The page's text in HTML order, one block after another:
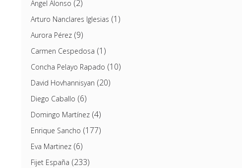
Angel Alonso (2)
Arturo Nanclares Iglesias (1)
Aurora Pérez(9)
Carmen Cespedosa (1)
Concha Pelayo Rapado (10)
David Hovhannisyan (20)
Diego Caballo (6)
Domingo Martínez(4)
Enrique Sancho (177)
Eva Martinez(6)
Fijet España (233)